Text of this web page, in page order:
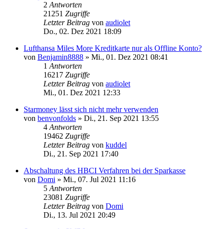
2 Antworten
21251 Zugriffe
Letzter Beitrag von audiolet
Do., 02. Dez 2021 18:09
Lufthansa Miles More Kreditkarte nur als Offline Konto?
von Benjamin8888 » Mi., 01. Dez 2021 08:41
1 Antworten
16217 Zugriffe
Letzter Beitrag von audiolet
Mi., 01. Dez 2021 12:33
Starmoney lässt sich nicht mehr verwenden
von benvonfolds » Di., 21. Sep 2021 13:55
4 Antworten
19462 Zugriffe
Letzter Beitrag von kuddel
Di., 21. Sep 2021 17:40
Abschaltung des HBCI Verfahren bei der Sparkasse
von Domi » Mi., 07. Jul 2021 11:16
5 Antworten
23081 Zugriffe
Letzter Beitrag von Domi
Di., 13. Jul 2021 20:49